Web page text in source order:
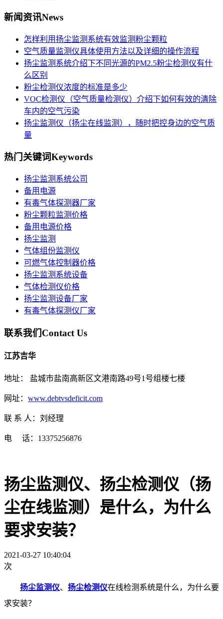
新闻资讯News
怎样利用扬尘监测系统有效监测粉尘颗粒
空气质量监测仪具体使用方法以及详细的操作流程
扬尘监测系统介绍下不同光源的PM2.5粉尘检测仪有什
么区别
粉尘检测仪浓度的标准是多少
VOC检测仪（空气质量检测仪）介绍下如何有效的清除
车内的空气污染
扬尘监测仪（扬尘在线监测），随时把控身边的空气质
量
热门关键词Keywords
扬尘监测系统公司
备用电源
有毒气体探测器厂家
粉尘颗粒监测价格
备用电源价格
扬尘监测
气体组份监测仪
可燃气体控制器价格
扬尘监测系统设备
气体检测仪价格
扬尘监测设备厂家
有毒气体探测仪厂家
联系我们Contact Us
江苏吉华
地址： 盐城市盐南高新区文港南路49号1号组楼七楼
网址： www.debtvsdeficit.com
联 系 人：刘经理
电 话：13375256876
扬尘监测仪、扬尘检测仪（扬
尘在线监测）是什么，为什么
要求安装？
2021-03-27 10:40:04
次
扬尘监测仪、 扬尘检测仪在线检测系统是什么，为什么要
求安装？